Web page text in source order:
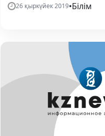
26 қыркүйек 2019•Білім